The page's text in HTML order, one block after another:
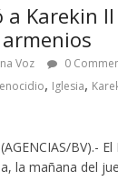
a Karekin
Voz 0
, Iglesia,
BV).- El
la mañana del